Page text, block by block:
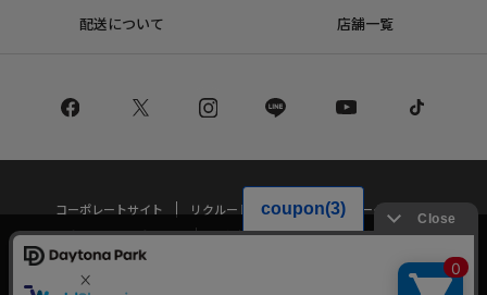
配送について 店舗一覧
コーポレートサイト リクルート
サステナブルマークについて
プライバシーポリシー
特定商取引法・古物営業法に基づく表記
当サイトでは利用体験の向上およびコンテンツの最適な提供、トラフィック
の分析を目的としてCookieを使用しています。